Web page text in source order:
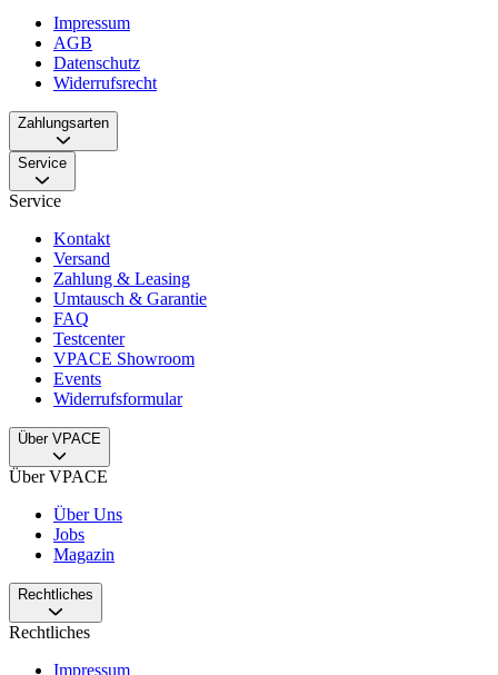
Impressum
AGB
Datenschutz
Widerrufsrecht
Zahlungsarten
Service
Service
Kontakt
Versand
Zahlung & Leasing
Umtausch & Garantie
FAQ
Testcenter
VPACE Showroom
Events
Widerrufsformular
Über VPACE
Über VPACE
Über Uns
Jobs
Magazin
Rechtliches
Rechtliches
Impressum